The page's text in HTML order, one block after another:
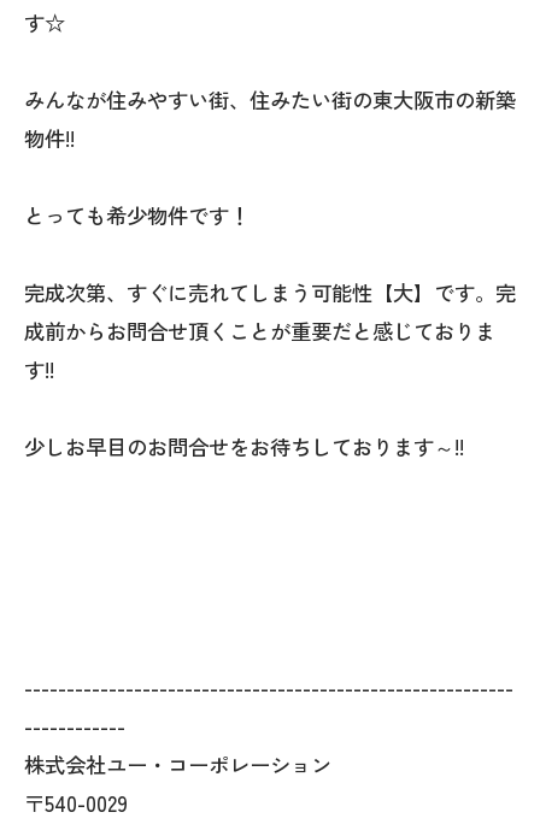
す☆
みんなが住みやすい街、住みたい街の東大阪市の新築
物件!!
とっても希少物件です！
完成次第、すぐに売れてしまう可能性【大】です。完
成前からお問合せ頂くことが重要だと感じておりま
す!!
少しお早目のお問合せをお待ちしております～!!
----------------------------------------------------------
------------
株式会社ユー・コーポレーション
〒540-0029